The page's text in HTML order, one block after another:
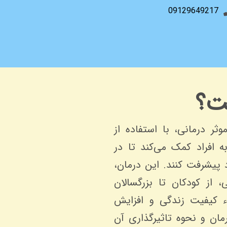
09129649217
درمانی، با استفاده از
افراد کمک می‌کند تا در
کنند. این درمان،
کودکان تا بزرگسالان
کیفیت زندگی و افزایش
و نحوه تاثیرگذاری آن